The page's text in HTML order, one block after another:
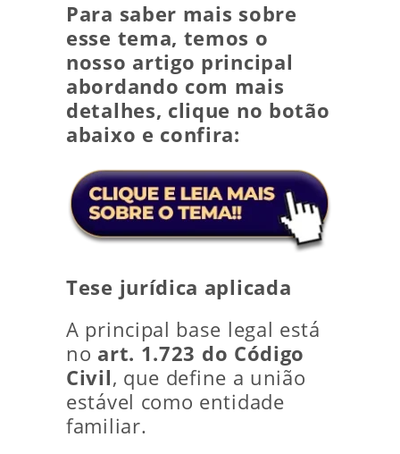
Para saber mais sobre
esse tema, temos o
nosso artigo principal
abordando com mais
detalhes, clique no botão
abaixo e confira:
Tese jurídica aplicada
A principal base legal está
no art. 1.723 do Código
Civil, que define a união
estável como entidade
familiar.